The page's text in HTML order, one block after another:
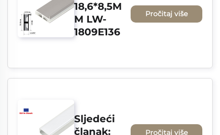
18,6*8,5M
M LW-
1809E136
Pročitaj više
Sljedeći
članak:
Pročitaj više